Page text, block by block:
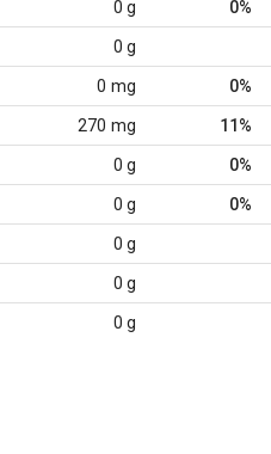
0 g 0%
0 g
0 mg 0%
270 mg 11%
0 g 0%
0 g 0%
0 g
0 g
0 g